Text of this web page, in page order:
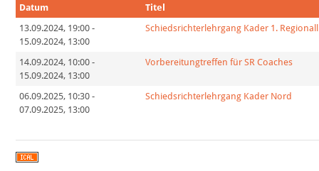
Datum
Titel
13.09.2024, 19:00 -
15.09.2024, 13:00
Schiedsrichterlehrgang Kader 1.
14.09.2024, 10:00 -
15.09.2024, 13:00
Vorbereitungtreffen für SR Coaches
06.09.2025, 10:30 -
07.09.2025, 13:00
Schiedsrichterlehrgang Kader Nord